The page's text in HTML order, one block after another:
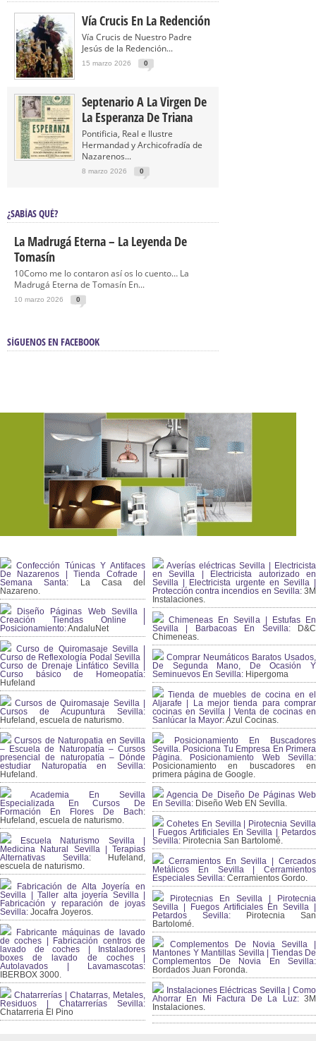
Vía Crucis En La Redención
Vía Crucis de Nuestro Padre
Jesús de la Redención...
15 marzo 2026 0
Septenario A La Virgen De
La Esperanza De Triana
Pontificia, Real e Ilustre
Hermandad y Archicofradía de
Nazarenos...
8 marzo 2026 0
¿SABÍAS QUÉ?
La Madrugá Eterna – La Leyenda De
Tomasín
10Como me lo contaron así os lo cuento… La
Madrugá Eterna de Tomasín En...
10 marzo 2026 0
SÍGUENOS EN FACEBOOK
Confección Túnicas Y Antifaces
De Nazarenos | Tienda Cofrade |
Semana Santa: La Casa del
Nazareno.
Diseño Páginas Web Sevilla |
Creación Tiendas Online |
Posicionamiento:AndaluNet
Curso de Quiromasaje Sevilla |
Curso de Reflexología Podal Sevilla |
Curso de Drenaje Linfático Sevilla |
Curso básico de Homeopatía:
Hufeland
Cursos de Quiromasaje Sevilla |
Cursos de Acupuntura Sevilla:
Hufeland, escuela de naturismo.
Cursos de Naturopatia en Sevilla
– Escuela de Naturopatía – Cursos
presencial de naturopatía – Dónde
estudiar Naturopatía en Sevilla:
Hufeland.
Academia En Sevilla
Especializada En Cursos De
Formación En Flores De Bach:
Hufeland, escuela de naturismo.
Escuela Naturismo Sevilla |
Medicina Natural Sevilla | Terapias
Alternativas Sevilla: Hufeland,
escuela de naturismo.
Fabricación de Alta Joyería en
Sevilla | Taller alta joyería Sevilla |
Fabricación y reparación de joyas
Sevilla: Jocafra Joyeros.
Fabricante máquinas de lavado
de coches | Fabricación centros de
lavado de coches | Instaladores
boxes de lavado de coches |
Autolavados | Lavamascotas:
IBERBOX 3000.
Chatarrerías | Chatarras, Metales,
Residuos | Chatarrerías Sevilla:
Chatarreria El Pino
Averías eléctricas Sevilla | Electricista
en Sevilla | Electricista autorizado en
Sevilla | Electricista urgente en Sevilla |
Protección contra incendios en Sevilla:3M
Instalaciones.
Chimeneas En Sevilla | Estufas En
Sevilla | Barbacoas En Sevilla:D&C
Chimeneas.
Comprar Neumáticos Baratos Usados,
De Segunda Mano, De Ocasión Y
Seminuevos En Sevilla: Hipergoma
Tienda de muebles de cocina en el
Aljarafe | La mejor tienda para comprar
cocinas en Sevilla | Venta de cocinas en
Sanlúcar la Mayor:Azul Cocinas.
Posicionamiento En Buscadores
Sevilla. Posiciona Tu Empresa En Primera
Página. Posicionamiento Web Sevilla:
Posicionamiento en buscadores en
primera página de Google.
Agencia De Diseño De Páginas Web
En Sevilla: Diseño Web EN Sevilla.
Cohetes En Sevilla | Pirotecnia Sevilla
| Fuegos Artificiales En Sevilla | Petardos
Sevilla: Pirotecnia San Bartolomé.
Cerramientos En Sevilla | Cercados
Metálicos En Sevilla | Cerramientos
Especiales Sevilla: Cerramientos Gordo.
Pirotecnias En Sevilla | Pirotecnia
Sevilla | Fuegos Artificiales En Sevilla |
Petardos Sevilla: Pirotecnia San
Bartolomé.
Complementos De Novia Sevilla |
Mantones Y Mantillas Sevilla | Tiendas De
Complementos De Novia En Sevilla:
Bordados Juan Foronda.
Instalaciones Eléctricas Sevilla | Como
Ahorrar En Mi Factura De La Luz:3M
Instalaciones.